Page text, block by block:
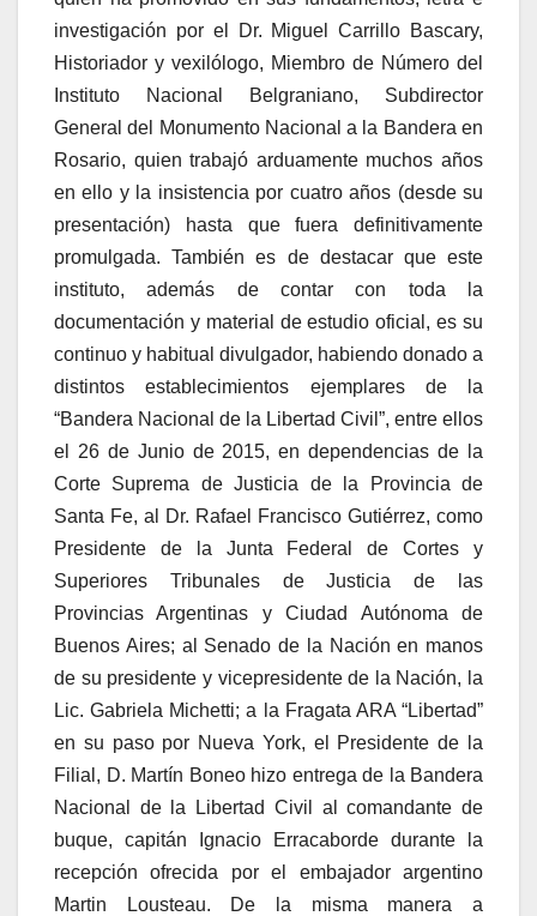
investigación por el Dr. Miguel Carrillo Bascary,
Historiador y vexilólogo, Miembro de Número del
Instituto Nacional Belgraniano, Subdirector
General del Monumento Nacional a la Bandera en
Rosario, quien trabajó arduamente muchos años
en ello y la insistencia por cuatro años (desde su
presentación) hasta que fuera definitivamente
promulgada. También es de destacar que este
instituto, además de contar con toda la
documentación y material de estudio oficial, es su
continuo y habitual divulgador, habiendo donado a
distintos establecimientos ejemplares de la
“Bandera Nacional de la Libertad Civil”, entre ellos
el 26 de Junio de 2015, en dependencias de la
Corte Suprema de Justicia de la Provincia de
Santa Fe, al Dr. Rafael Francisco Gutiérrez, como
Presidente de la Junta Federal de Cortes y
Superiores Tribunales de Justicia de las
Provincias Argentinas y Ciudad Autónoma de
Buenos Aires; al Senado de la Nación en manos
de su presidente y vicepresidente de la Nación, la
Lic. Gabriela Michetti; a la Fragata ARA “Libertad”
en su paso por Nueva York, el Presidente de la
Filial, D. Martín Boneo hizo entrega de la Bandera
Nacional de la Libertad Civil al comandante de
buque, capitán Ignacio Erracaborde durante la
recepción ofrecida por el embajador argentino
Martin Lousteau. De la misma manera a